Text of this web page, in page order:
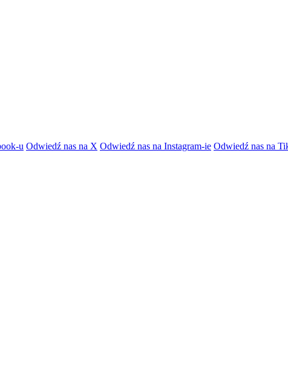
u Odwiedź nas na X Odwiedź nas na Instagram-ie Odwiedź nas na